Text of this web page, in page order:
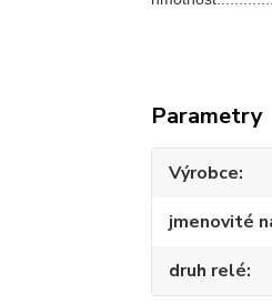
Parametry
Výrobce
jmenovité
druh relé